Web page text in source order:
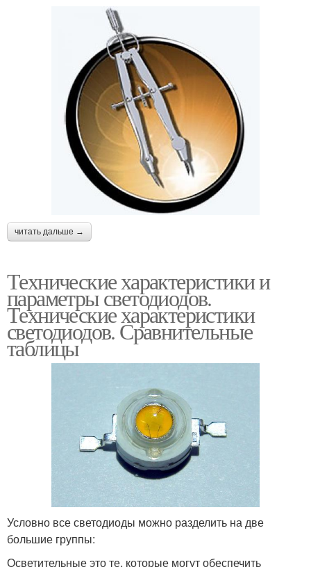
читать дальше →
Технические характеристики и
параметры светодиодов.
Технические характеристики
светодиодов. Сравнительные
таблицы
Условно все светодиоды можно разделить на две
большие группы:
Осветительные это те, которые могут обеспечить